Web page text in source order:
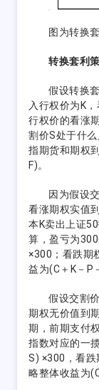
图为转换
转换套利
假设转换
入行权价为K
行权价的看涨
割价S处于什
指期货和期权
F)。
因为假设
看涨期权实值
本K卖出上证
算，盈亏为
×300；看跌期
益为(C＋K－P
假设交割
期权无价值到
期，前期支付
指数对应的一
S) ×300，看跌
略整体收益为